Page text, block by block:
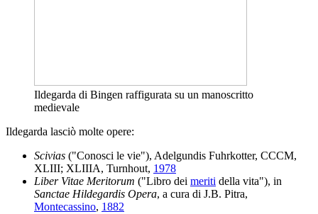
Ildegarda di Bingen raffigurata su un manoscritto
medievale
Ildegarda lasciò molte opere:
Scivias ("Conosci le vie"), Adelgundis Fuhrkotter, CCCM,
XLIII; XLIIIA, Turnhout, 1978
Liber Vitae Meritorum ("Libro dei meriti della vita"), in
Sanctae Hildegardis Opera, a cura di J.B. Pitra,
Montecassino, 1882